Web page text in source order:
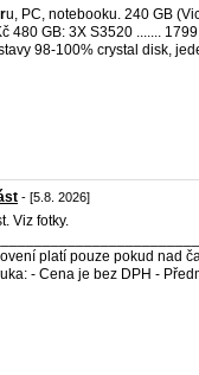
u, PC, notebooku. 240 GB
480 GB: 3X S3520 .......
98-100% crystal disk,
- [5.8. 2026]
Viz fotky.
platí pouze pokud nad
- Cena je bez DPH -